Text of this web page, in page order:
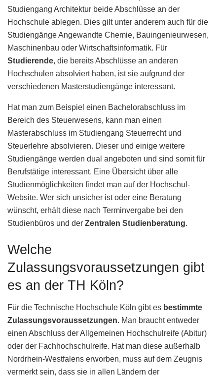
Studiengang Architektur beide Abschlüsse an der
Hochschule ablegen. Dies gilt unter anderem auch für die
Studiengänge Angewandte Chemie, Bauingenieurwesen,
Maschinenbau oder Wirtschaftsinformatik. Für
Studierende, die bereits Abschlüsse an anderen
Hochschulen absolviert haben, ist sie aufgrund der
verschiedenen Masterstudiengänge interessant.
Hat man zum Beispiel einen Bachelorabschluss im
Bereich des Steuerwesens, kann man einen
Masterabschluss im Studiengang Steuerrecht und
Steuerlehre absolvieren. Dieser und einige weitere
Studiengänge werden dual angeboten und sind somit für
Berufstätige interessant. Eine Übersicht über alle
Studienmöglichkeiten findet man auf der Hochschul-
Website. Wer sich unsicher ist oder eine Beratung
wünscht, erhält diese nach Terminvergabe bei den
Studienbüros und der Zentralen Studienberatung.
Welche
Zulassungsvoraussetzungen gibt
es an der TH Köln?
Für die Technische Hochschule Köln gibt es bestimmte
Zulassungsvoraussetzungen. Man braucht entweder
einen Abschluss der Allgemeinen Hochschulreife (Abitur)
oder der Fachhochschulreife. Hat man diese außerhalb
Nordrhein-Westfalens erworben, muss auf dem Zeugnis
vermerkt sein, dass sie in allen Ländern der